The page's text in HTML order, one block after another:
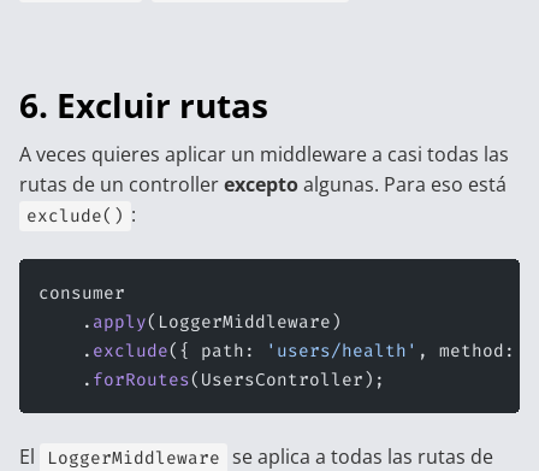
6. Excluir rutas
A veces quieres aplicar un middleware a casi todas las
rutas de un controllerexceptoalgunas. Para eso está
exclude() :
consumer
    .
apply(LoggerMiddleware)
    .
exclude({ path: 'users/health' , method:
    .
forRoutes(UsersController);
El LoggerMiddleware se aplica a todas las rutas de